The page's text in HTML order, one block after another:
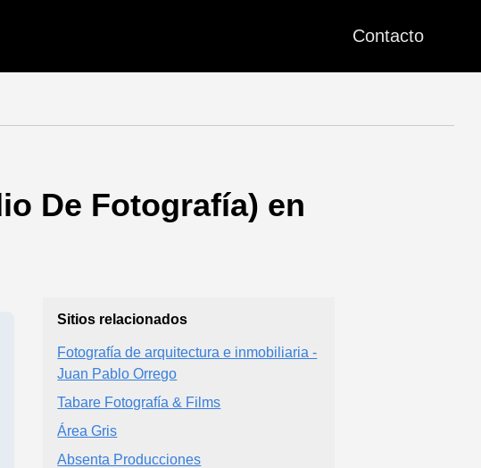
Contacto
De Fotografía) en
Sitios relacionados
Fotografía de arquitectura e inmobiliaria -
Juan Pablo Orrego
Tabare Fotografía & Films
Área Gris
Absenta Producciones